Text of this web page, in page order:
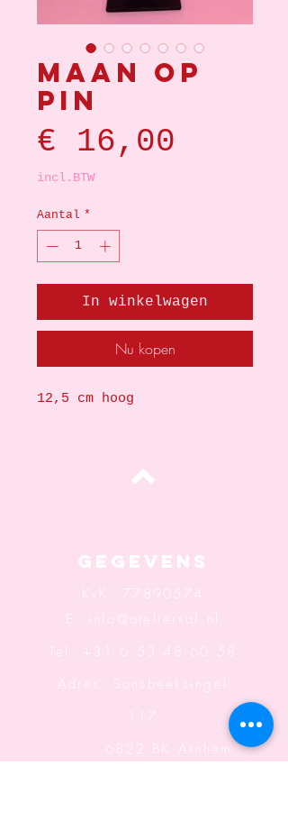
Maan op
pin
€ 16,00
incl.BTW
Aantal *
In winkelwagen
Nu kopen
12,5 cm hoog
Gegevens
KvK:
77890574
info@ateliersaf.nl
Tel: +31 6 53 48 60 58
Adres: Sonsbeeksingel
117
6822 BK Arnhem